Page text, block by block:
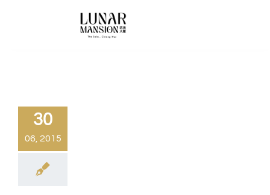
Accommodation
FACILITIES
30
06, 2015